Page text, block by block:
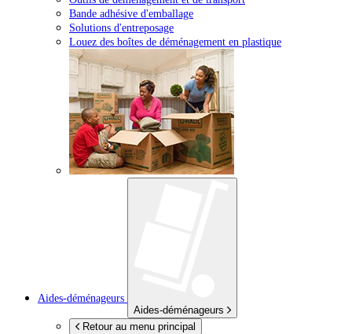
Bande adhésive d'emballage
Solutions d'entreposage
Louez des boîtes de déménagement en plastique
Aides-déménageurs
Aides-déménageurs
Retour au menu principal